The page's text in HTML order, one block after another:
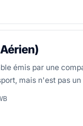
émis par une
mais n'est pas